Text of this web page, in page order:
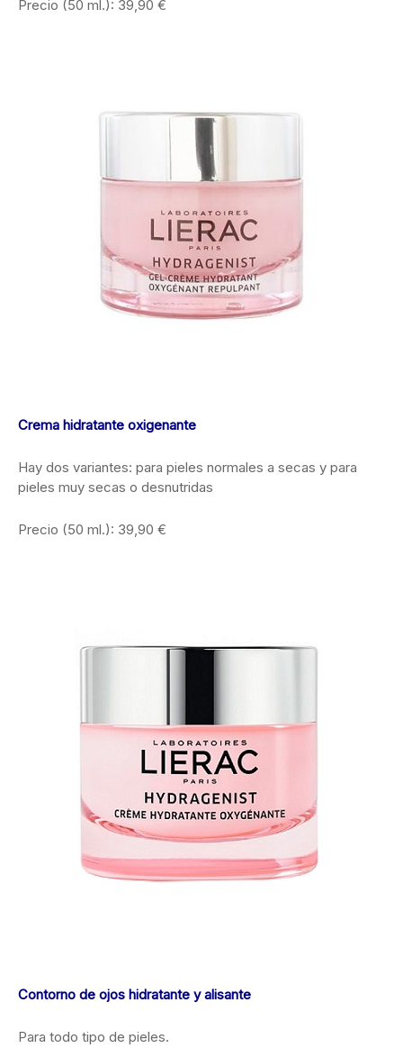
Precio (50 ml.): 39,90 €
Crema hidratante oxigenante
Hay dos variantes: para pieles normales a secas y para
pieles muy secas o desnutridas
Precio (50 ml.): 39,90 €
Contorno de ojos hidratante y alisante
Para todo tipo de pieles.